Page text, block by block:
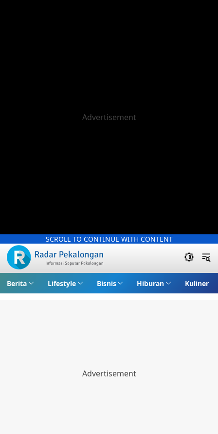
SCROLL TO CONTINUE WITH CONTENT
Berita Lifestyle Bisnis Hiburan Kuliner